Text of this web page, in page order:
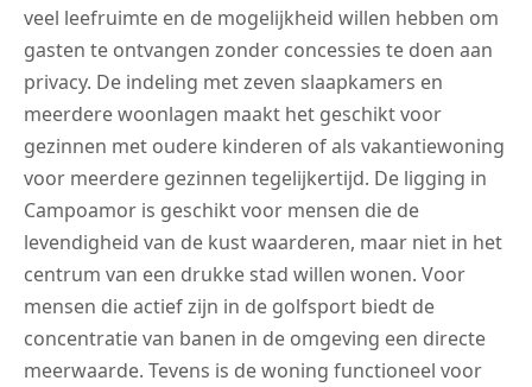
veel leefruimte en de mogelijkheid willen hebben om
gasten te ontvangen zonder concessies te doen aan
privacy. De indeling met zeven slaapkamers en
meerdere woonlagen maakt het geschikt voor
gezinnen met oudere kinderen of als vakantiewoning
voor meerdere gezinnen tegelijkertijd. De ligging in
Campoamor is geschikt voor mensen die de
levendigheid van de kust waarderen, maar niet in het
centrum van een drukke stad willen wonen. Voor
mensen die actief zijn in de golfsport biedt de
concentratie van banen in de omgeving een directe
meerwaarde. Tevens is de woning functioneel voor